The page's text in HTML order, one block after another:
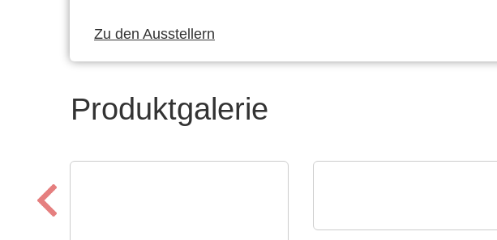
Zu den Ausstellern
Produktgalerie